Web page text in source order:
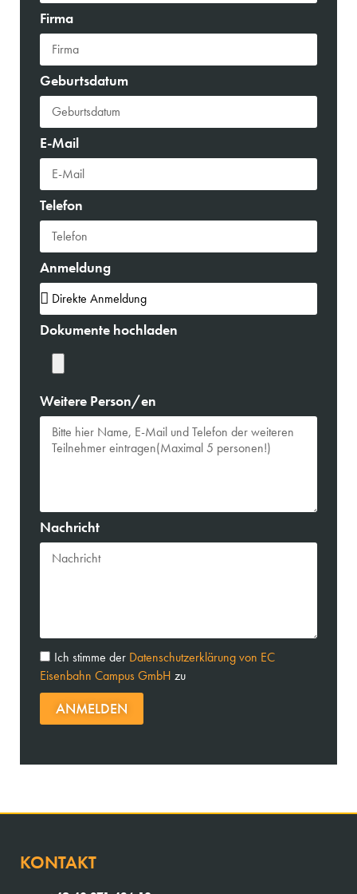
Firma
Geburtsdatum
E-Mail
Telefon
Anmeldung
Dokumente hochladen
Weitere Person/en
Nachricht
Ich stimme der Datenschutzerklärung von EC
Eisenbahn Campus GmbH zu
ANMELDEN
KONTAKT